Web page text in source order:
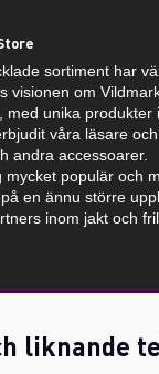
sortiment har
visionen om
med unika produkter
våra läsare
andra accessoarer.
mycket populär och
en ännu större
inom jakt och
direkt till
liknande